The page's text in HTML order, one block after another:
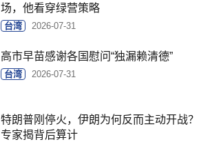
场，他看穿绿营策略
台湾 2026-07-31
高市早苗感谢各国慰问“独漏赖清德”
台湾 2026-07-31
特朗普刚停火，伊朗为何反而主动开战？
专家揭背后算计